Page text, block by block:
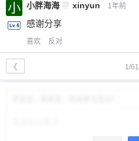
小胖海海 @ xinyun 1年前
感谢分享
喜欢 反对
1/61
❮